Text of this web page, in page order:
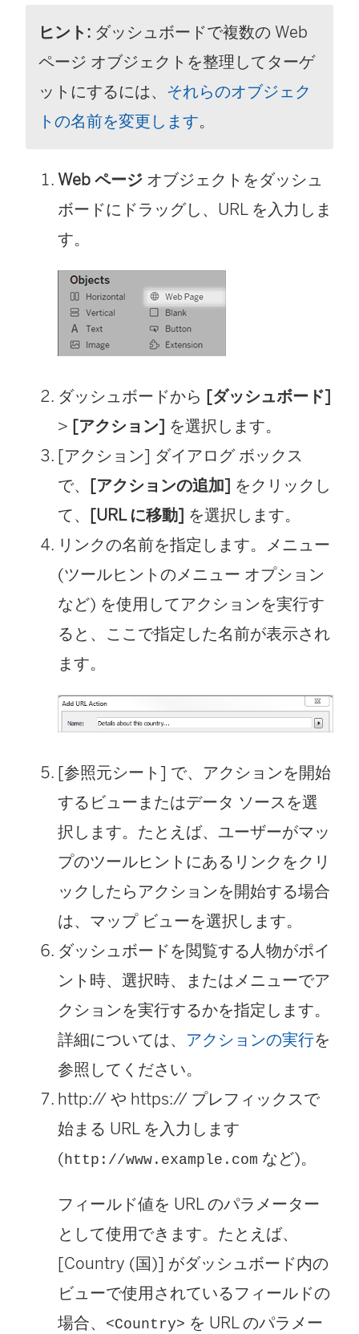
ヒント: ダッシュボードで複数の Web
ページ オブジェクトを整理してターゲ
ットにするには、 それらのオブジェク
トの名前を変更します。
Web ページ オブジェクトをダッシュ
ボードにドラッグし、URL を入力しま
す。
ダッシュボードから [ダッシュボード]
> [アクション] を選択します。
[アクション] ダイアログ ボックス
で、 [アクションの追加] をクリックし
て、 [URL に移動] を選択します。
リンクの名前を指定します。メニュー
(ツールヒントのメニュー オプション
など) を使用してアクションを実行す
ると、ここで指定した名前が表示され
ます。
[参照元シート] で、アクションを開始
するビューまたはデータ ソースを選
択します。たとえば、ユーザーがマッ
プのツールヒントにあるリンクをクリ
ックしたらアクションを開始する場合
は、マップ ビューを選択します。
ダッシュボードを閲覧する人物がポイ
ント時、選択時、またはメニューでア
クションを実行するかを指定します。
詳細については、 アクションの実行を
参照してください。
http:// や https:// プレフィックスで
始まる URL を入力します
(http://www.example.com など)。
フィールド値を URL のパラメーター
として使用できます。たとえば、
[Country (国)] がダッシュボード内の
ビューで使用されているフィールドの
場合、
<Country> を URL のパラメー